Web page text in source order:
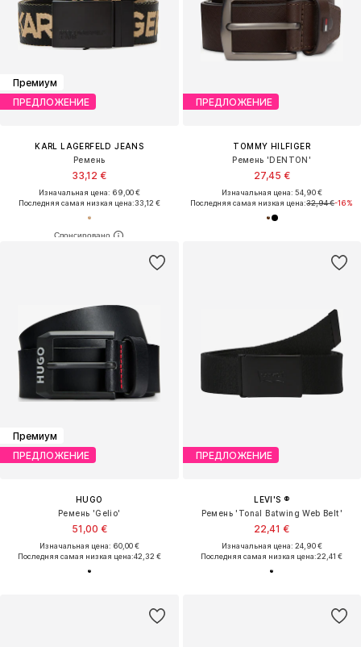
Премиум
ПРЕДЛОЖЕНИЕ
KARL LAGERFELD JEANS
Ремень
33,12 €
Изначальная цена: 69,00 €
Последняя самая низкая цена:33,12 €
ПРЕДЛОЖЕНИЕ
TOMMY HILFIGER
Ремень 'DENTON'
27,45 €
Изначальная цена: 54,90 €
Последняя самая низкая цена:32,94 €-16%
Премиум
ПРЕДЛОЖЕНИЕ
HUGO
Ремень 'Gelio'
51,00 €
Изначальная цена: 60,00 €
Последняя самая низкая цена:42,32 €
ПРЕДЛОЖЕНИЕ
LEVI'S ®
Ремень 'Tonal Batwing Web Belt'
22,41 €
Изначальная цена: 24,90 €
Последняя самая низкая цена:22,41 €